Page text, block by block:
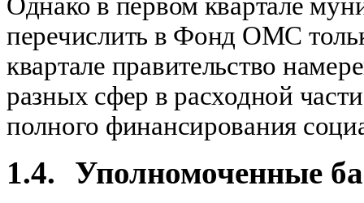
перечислить в Фонд ОМС
квартале правительство
разных сфер в расходной
полного финансирования
1.4. Уполномоченные